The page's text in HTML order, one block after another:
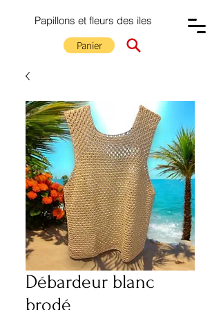
Papillons et fleurs des iles
Panier
Débardeur blanc
brodé